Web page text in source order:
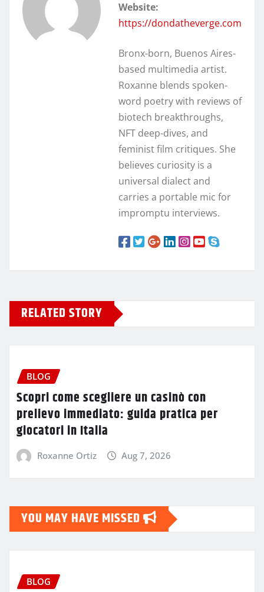
Website:
https://dondatheverge.com
Bronx-born, Buenos Aires-
based multimedia artist.
Roxanne blends spoken-
word poetry with reviews of
biotech breakthroughs,
NFT deep-dives, and
feminist film critiques. She
believes curiosity is a
universal dialect and
carries a portable mic for
impromptu interviews.
RELATED STORY
BLOG
Scopri come scegliere un casinò con
prelievo immediato: guida pratica per
giocatori in Italia
Roxanne Ortiz Aug 7, 2026
YOU MAY HAVE MISSED
BLOG